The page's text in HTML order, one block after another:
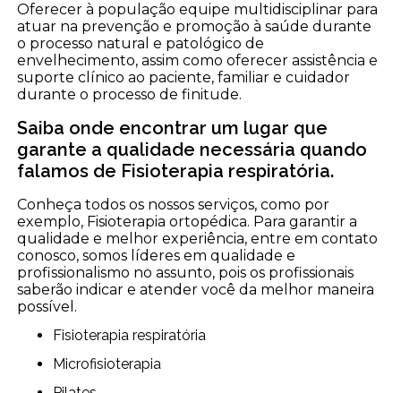
Oferecer à população equipe multidisciplinar para
atuar na prevenção e promoção à saúde durante
o processo natural e patológico de
envelhecimento, assim como oferecer assistência e
suporte clínico ao paciente, familiar e cuidador
durante o processo de finitude.
Saiba onde encontrar um lugar que
garante a qualidade necessária quando
falamos de Fisioterapia respiratória.
Conheça todos os nossos serviços, como por
exemplo, Fisioterapia ortopédica. Para garantir a
qualidade e melhor experiência, entre em contato
conosco, somos líderes em qualidade e
profissionalismo no assunto, pois os profissionais
saberão indicar e atender você da melhor maneira
possível.
Fisioterapia respiratória
Microfisioterapia